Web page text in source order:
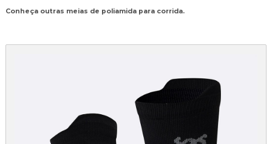
Conheça outras meias de poliamida para corrida.